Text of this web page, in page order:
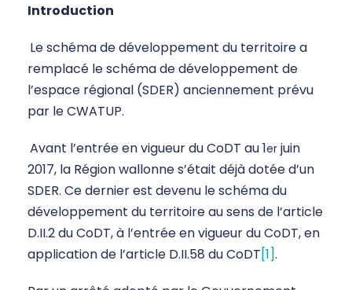
Introduction
Le schéma de développement du territoire a
remplacé le schéma de développement de
l’espace régional (SDER) anciennement prévu
par le CWATUP.
Avant l’entrée en vigueur du CoDT au 1er juin
2017, la Région wallonne s’était déjà dotée d’un
SDER. Ce dernier est devenu le schéma du
développement du territoire au sens de l’article
D.II.2 du CoDT, à l’entrée en vigueur du CoDT, en
application de l’article D.II.58 du CoDT[1].